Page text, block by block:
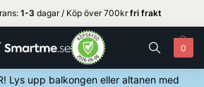
1-3 dagar / Köp över 700krfri frakt
0
Lys upp balkongen eller altanen med